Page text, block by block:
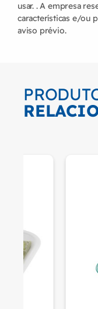
usar. . A empresa
características e/ou
aviso prévio.